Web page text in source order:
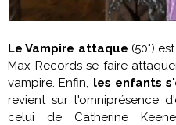
Le Vampire attaque (50")
Max Recordsse faire
vampire. Enfin, les enfants
revient sur l'omniprésence
celui de Catherine